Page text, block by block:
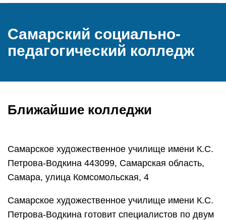
Самарский социально-
педагогический колледж
Ближайшие колледжи
Самарское художественное училище имени К.С.
Петрова-Водкина 443099, Самарская область,
Самара, улица Комсомольская, 4
Самарское художественное училище имени К.С.
Петрова-Водкина готовит специалистов по двум